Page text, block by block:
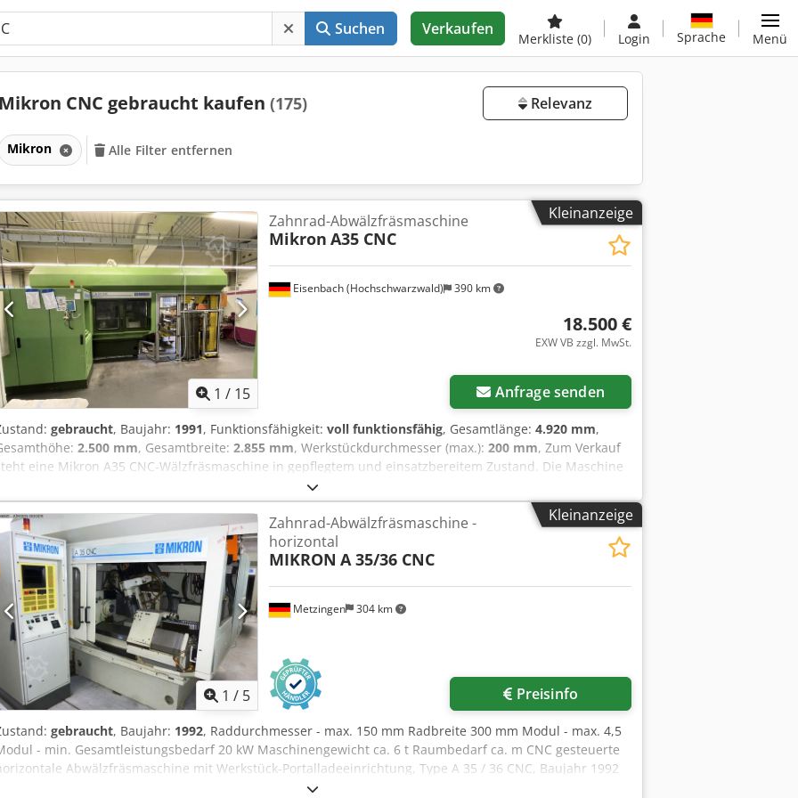
Suchen Verkaufen
Merkliste (0) Login Sprache Menü
Mikron CNC gebraucht kaufen (175) Relevanz
Mikron Alle Filter entfernen
Kleinanzeige
1 / 15
Eisenbach (Hochschwarzwald) 390 km
Zahnrad-Abwälzfräsmaschine
Mikron A35 CNC
18.500 €
EXW VB zzgl. MwSt.
Anfrage senden
gebraucht, Baujahr: 1991, Funktionsfähigkeit: voll funktionsfähig, Gesamtlänge: 4.920 mm,
2.500 mm, Gesamtbreite: 2.855 mm, Werkstückdurchmesser (max.): 200 mm, Zum Verkauf
eine Mikron A35 CNC-Wälzfräsmaschine in gepflegtem und einsatzbereitem Zustand. Die Maschine
überzeugt durch ihre hohe Präzision, Zuverlässigkeit und Produktivität und eignet sich ideal für die
Herstellung von Zahnrädern und Verzahnungen. Technische Daten Hersteller: Mikron
A35 CNC Bearbeitungsverfahren: CNC-Wälzfräsen Max. Werkstückdurchmesser: 200 mm Max.
Modul: 3,0 / 4,5 Max. Werkstücklänge: 400 mm Fräserdrehzahl: bis 1.500 U/min Die technischen Eckdaten
den üblichen Spezifikationen der Mikron A35 CNC. Chjdpezphw Tefx Afkoa Zustand Voll
Regelmäßig gewartet Besichtigung unter Strom nach Terminvereinbarung möglich Sofort
verfügbar bzw. nach Absprache
Kleinanzeige
1 / 5
Metzingen 304 km
Zahnrad-Abwälzfräsmaschine -
horizontal
MIKRON A 35/36 CNC
Preisinfo
gebraucht, Baujahr: 1992, Raddurchmesser - max. 150 mm Radbreite 300 mm Modul - max. 4,5
- min. Gesamtleistungsbedarf 20 kW Maschinengewicht ca. 6 t Raumbedarf ca. m CNC gesteuerte
Abwälzfräsmaschine mit Werkstück-Portalladeeinrichtung, Type A 35 / 36 CNC, Baujahr 1992
Werkstück-Ø / Rad-durchm. bei automatischem Laden max. 150 mm Werkstück-Ø bei manuellem Laden